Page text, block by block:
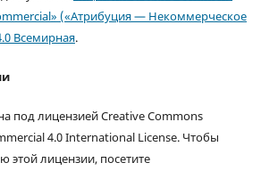
(«Атрибуция — Некоммерческое
Всемирная.
под лицензией Creative Commons
4.0 International License. Чтобы
этой лицензии, посетите